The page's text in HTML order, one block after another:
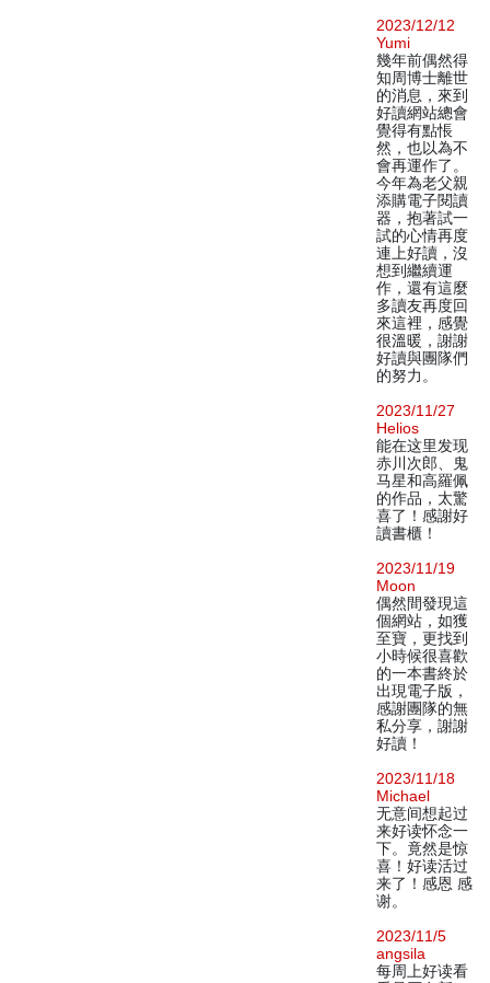
2023/12/12
Yumi
幾年前偶然得
知周博士離世
的消息，來到
好讀網站總會
覺得有點悵
然，也以為不
會再運作了。
今年為老父親
添購電子閱讀
器，抱著試一
試的心情再度
連上好讀，沒
想到繼續運
作，還有這麼
多讀友再度回
來這裡，感覺
很溫暖，謝謝
好讀與團隊們
的努力。
2023/11/27
Helios
能在这里发现
赤川次郎、鬼
马星和高羅佩
的作品，太驚
喜了！感謝好
讀書櫃！
2023/11/19
Moon
偶然間發現這
個網站，如獲
至寶，更找到
小時候很喜歡
的一本書終於
出現電子版，
感謝團隊的無
私分享，謝謝
好讀！
2023/11/18
Michael
无意间想起过
来好读怀念一
下。竟然是惊
喜！好读活过
来了！感恩 感
谢。
2023/11/5
angsila
每周上好读看